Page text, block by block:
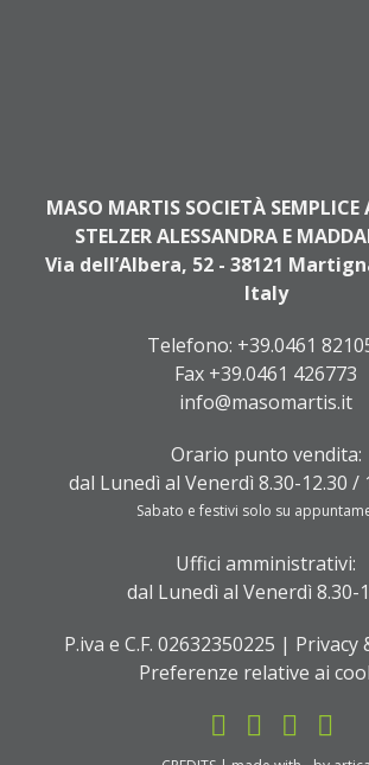
MASO MARTIS SOCIETÀ SEMPLICE
STELZER ALESSANDRA E
Via dell’Albera, 52 - 38121
Italy
Telefono: +39.0461
Fax +39.0461 426773
info@masomartis.it
Orario punto vendita:
dal Lunedì al Venerdì 8.30-12.30 /
Sabato e festivi solo su
Uffici amministrativi:
dal Lunedì al Venerdì 8.30-
P.iva e C.F. 02632350225 | Privacy
Preferenze relative ai